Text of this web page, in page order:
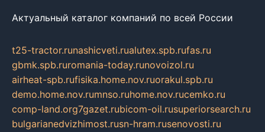
Актуальный каталог компаний по всей России
t25-tractor.runashicveti.rualutex.spb.rufas.ru
gbmk.spb.ruromania-today.runovoizol.ru
airheat-spb.rufisika.home.nov.ruorakul.spb.ru
demo.home.nov.rumnso.ruhome.nov.rucemko.ru
comp-land.org7gazet.rubicom-oil.rusuperiorsearch.ru
bulgarianedvizhimost.rusn-hram.rusenovosti.ru